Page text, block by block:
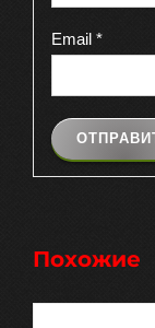
Email *
Похожие